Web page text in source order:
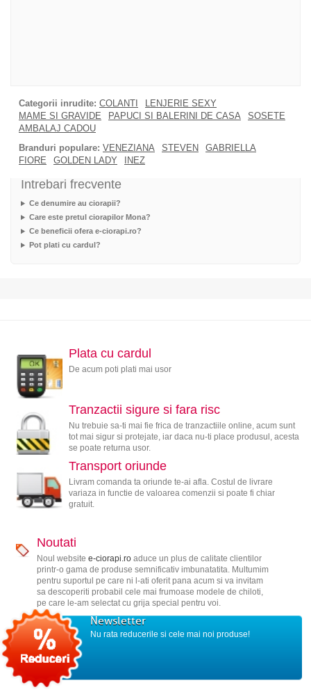
Categorii inrudite: COLANTI
LENJERIE SEXY
MAME SI GRAVIDE
PAPUCI SI BALERINI DE CASA
SOSETE
AMBALAJ CADOU
Branduri populare: VENEZIANA STEVEN
GABRIELLA
FIORE
GOLDEN LADY INEZ
Intrebari frecvente
Ce denumire au ciorapii?
Care este pretul ciorapilor Mona?
Ce beneficii ofera e-ciorapi.ro?
Pot plati cu cardul?
Plata cu cardul
De acum poti plati mai usor
Tranzactii sigure si fara risc
Nu trebuie sa-ti mai fie frica de tranzactiile online, acum sunt
tot mai sigur si protejate, iar daca nu-ti place produsul, acesta
se poate returna usor.
Transport oriunde
Livram comanda ta oriunde te-ai afla. Costul de livrare
variaza in functie de valoarea comenzii si poate fi chiar
gratuit.
Noutati
Noul website e-ciorapi.roaduce un plus de calitate clientilor
printr-o gama de produse semnificativ imbunatatita. Multumim
pentru suportul pe care ni l-ati oferit pana acum si va invitam
sa descoperiti probabil cele mai frumoase modele de chiloti,
pe care le-am selectat cu grija special pentru voi.
Newsletter
Nu rata reducerile si cele mai noi produse!